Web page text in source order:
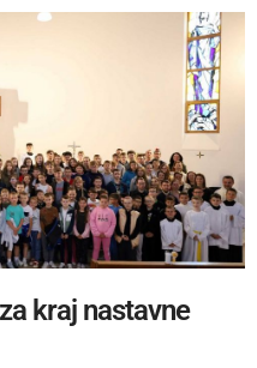
kraj nastavne